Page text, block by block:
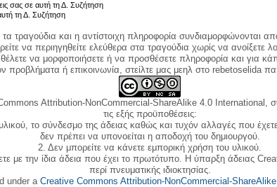
σας σε αυτή τη Δ. Συζήτηση
τη Δ. Συζήτηση
τραγούδια και η αντίστοιχη πληροφορία συνδιαμορφώνονται
να περιηγηθείτε ελεύθερα στα τραγούδια χωρίς να ανοίξετε
να μορφοποιήσετε ή να προσθέσετε πληροφορία και για
προβλήματα ή επικοινωνία, στείλτε μας μεηλ στο rebetoselida
Attribution-NonCommercial-ShareAlike 4.0 International,
τις εξής προϋποθέσεις:
το σύνδεσμο της άδειας καθώς και τυχόν αλλαγές που
δεν πρέπει να υπονοείται η αποδοχή του δημιουργού.
2. Δεν μπορείτε να κάνετε εμπορική χρήση του υλικού.
με την ίδια άδεια που έχει το πρωτότυπο. Η ύπαρξη άδειας
περί πνευματικής ιδιοκτησίας.
under a Creative Commons Attribution-NonCommercial-